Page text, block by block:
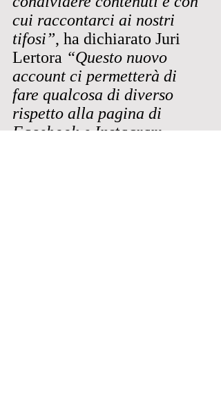
cui raccontarci ai nostri
tifosi”, ha dichiarato Juri
Lertora “Questo nuovo
account ci permetterà di
fare qualcosa di diverso
rispetto alla pagina di
Facebook e Instagram.